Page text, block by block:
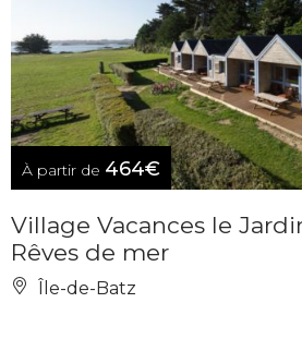
À partir de 464€
Village Vacances le
Rêves de mer
Île-de-Batz